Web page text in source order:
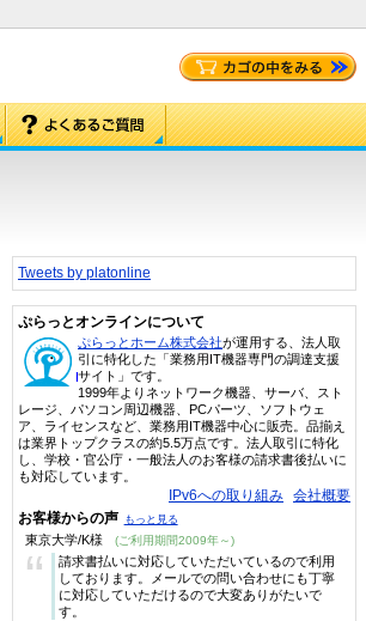
Tweets by platonline
ぷらっとオンラインについて
ぷらっとホーム株式会社が運用する、法人取
引に特化した「業務用IT機器専門の調達支援
サイト」です。
1999年よりネットワーク機器、サーバ、スト
レージ、パソコン周辺機器、PCパーツ、ソフトウェ
ア、ライセンスなど、業務用IT機器中心に販売。品揃え
は業界トップクラスの約5.5万点です。法人取引に特化
し、学校・官公庁・一般法人のお客様の請求書後払いに
も対応しています。
IPv6への取り組み 会社概要
お客様からの声 もっと見る
東京大学/K様 (ご利用期間2009年～)
“
請求書払いに対応していただいているので利用
しております。メールでの問い合わせにも丁寧
に対応していただけるので大変ありがたいで
す。